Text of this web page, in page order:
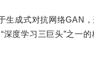
生成式对抗网络GAN
深度学习三巨头”之一